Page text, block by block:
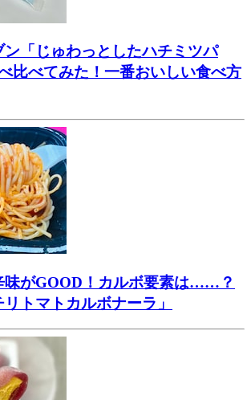
ン「じゅわっとしたハチミツパ
比べてみた！一番おいしい食べ方
味がGOOD！カルボ要素は……？
リトマトカルボナーラ」